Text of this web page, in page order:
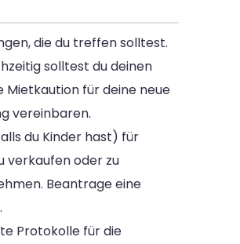
die du treffen solltest.
solltest du deinen
für deine neue
vereinbaren.
du Kinder hast) für
verkaufen oder zu
Beantrage eine
Protokolle für die